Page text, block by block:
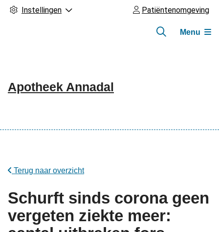
Instellingen Patiëntenomgeving
Apotheek Annadal
Menu
Terug naar overzicht
Schurft sinds corona geen
vergeten ziekte meer: